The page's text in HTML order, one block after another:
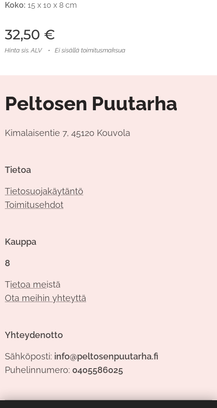
Koko: 15 x 10 x 8 cm
32,50 €
Hinta sis. ALV Ei sisällä toimitusmaksua
Peltosen Puutarha
Kimalaisentie 7, 45120 Kouvola
Tietoa
Tietosuojakäytäntö
Toimitusehdot
Kauppa
8
Tietoa meistä
Ota meihin yhteyttä
Yhteydenotto
Sähköposti: info@peltosenpuutarha.fi
Puhelinnumero: 0405586025